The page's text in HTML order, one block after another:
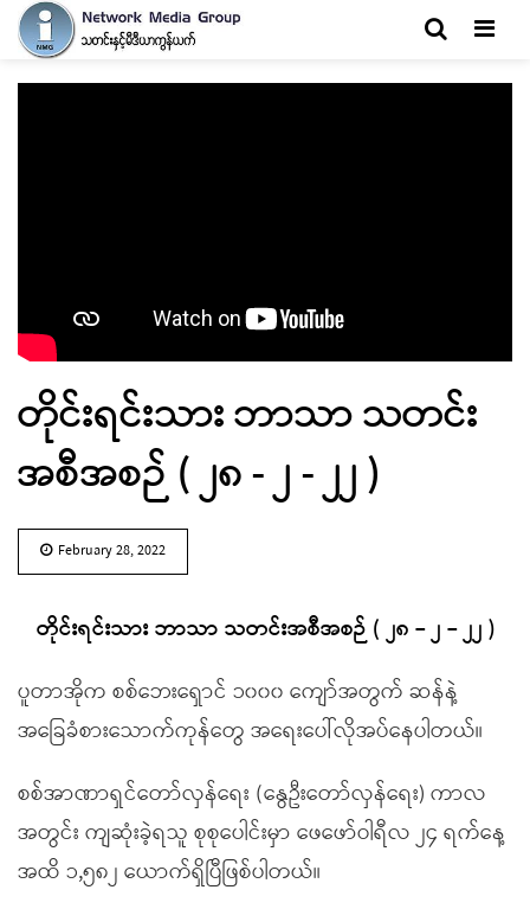
တိုင်းရင်းသား ဘာသာ သတင်း
အစီအစဉ် ( ၂၈ - ၂ - ၂၂ )
February 28, 2022
တိုင်းရင်းသား ဘာသာ သတင်းအစီအစဉ် ( ၂၈ – ၂ – ၂၂ )
ပူတာအိုက စစ်ဘေးရှောင် ၁၀၀၀ ကျော်အတွက် ဆန်နဲ့
အခြေခံစားသောက်ကုန်တွေ အရေးပေါ်လိုအပ်နေပါတယ်။
စစ်အာဏာရှင်တော်လှန်ရေး (နွေဦးတော်လှန်ရေး) ကာလ
အတွင်း ကျဆုံးခဲ့ရသူ စုစုပေါင်းမှာ ဖေဖော်ဝါရီလ ၂၄ ရက်နေ့
အထိ ၁,၅၈၂ ယောက်ရှိပြီဖြစ်ပါတယ်။